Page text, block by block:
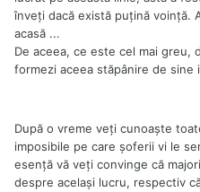
înveţi dacă există puţină voinţă.
acasă ...
De aceea, ce este cel mai greu,
formezi aceea stăpânire de sine
După o vreme veţi cunoaşte
imposibile pe care şoferii vi le
esenţă vă veţi convinge că
despre acelaşi lucru, respectiv